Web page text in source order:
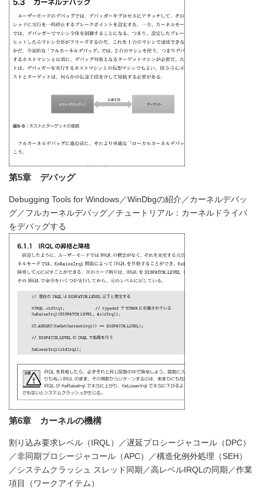
第5章 デバッグ
Debugging Tools for Windows／WinDbgの紹介／カーネルデバッ
グ／フルカーネルデバッグ／チュートリアル：カーネルドライバ
をデバッグする
第6章 カーネルの機構
割り込み要求レベル（IRQL）／遅延プロシージャコール（DPC）
／非同期プロシージャコール（APC）／構造化例外処理（SEH）
／システムクラッシュ スレッド同期／高レベルIRQLの同期／作業
項目（ワークアイテム）